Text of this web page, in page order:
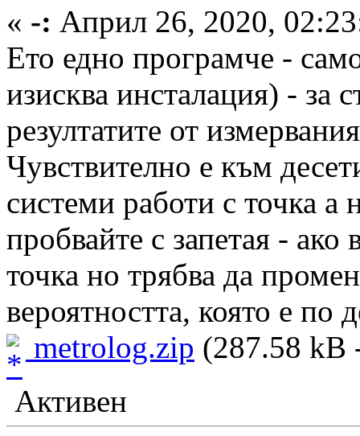
« -: Април 26, 2020,
Ето едно програмче -
изисква инсталация) - за
резултатите от
Чувствително е към
системи работи с точка а
пробвайте с запетая -
точка но трябва да
вероятността, която е по
metrolog.zip (287.58 kB
Активен